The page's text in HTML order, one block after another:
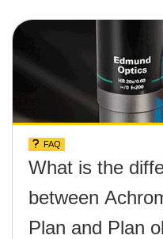
FAQ
What is the
between
Plan and Plan